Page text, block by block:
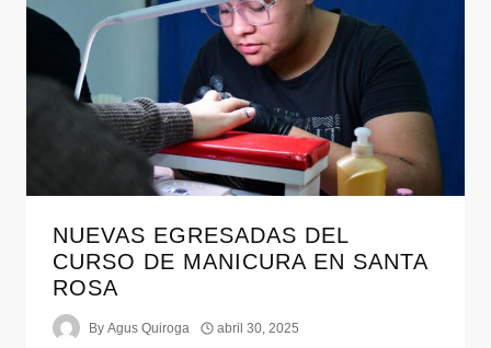
NUEVAS EGRESADAS DEL
CURSO DE MANICURA EN SANTA
ROSA
By Agus Quiroga abril 30, 2025